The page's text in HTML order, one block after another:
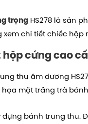
trọng HS278 là sản
xem chi tiết chiếc hộp
cứng cao
thu âm dương
họa mặt trăng trà
đựng bánh trung thu.